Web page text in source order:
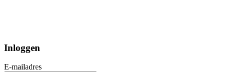
Inloggen
E-mailadres